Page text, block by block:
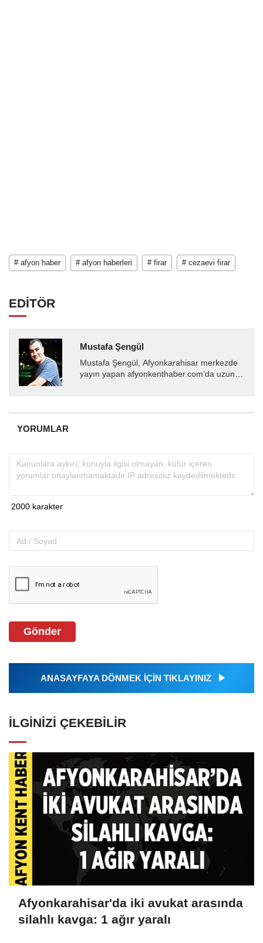
# afyon haber # afyon haberleri # firar # cezaevi firar
EDİTÖR
Mustafa Şengül
Mustafa Şengül, Afyonkarahisar merkezde
yayın yapan afyonkenthaber.com’da uzun
almakta, haber akışı...
YORUMLAR
Gönder
ANASAYFAYA DÖNMEK İÇİN TIKLAYINIZ
İLGINIZI ÇEKEBILIR
Afyonkarahisar'da iki avukat arasında
silahlı kavga: 1 ağır yaralı